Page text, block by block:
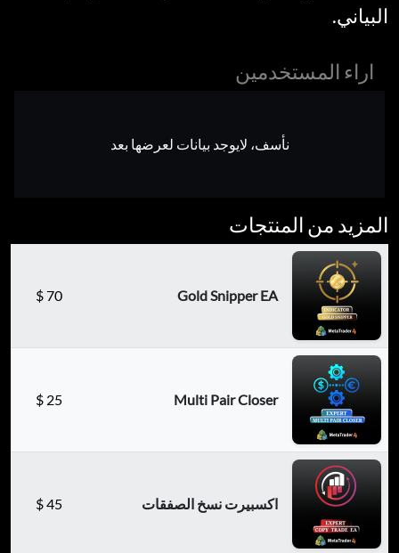
البياني.
اراء المستخدمين
نأسف، لايوجد بيانات لعرضها بعد
المزيد من المنتجات
Gold Snipper EA
70
$
Multi Pair Closer
25
$
اكسبيرت نسخ الصفقات 45
$